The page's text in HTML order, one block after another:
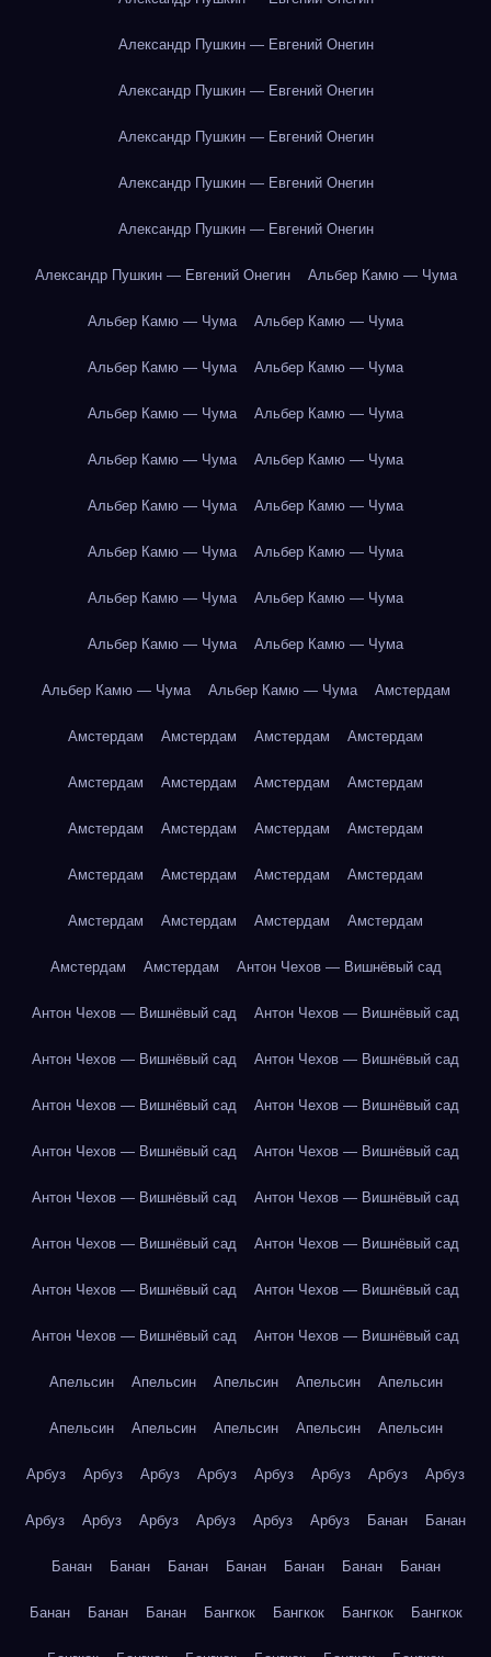
Александр Пушкин — Евгений Онегин
Александр Пушкин — Евгений Онегин
Александр Пушкин — Евгений Онегин
Александр Пушкин — Евгений Онегин
Александр Пушкин — Евгений Онегин
Александр Пушкин — Евгений Онегин Альбер Камю — Чума
Альбер Камю — Чума Альбер Камю — Чума
Альбер Камю — Чума Альбер Камю — Чума
Альбер Камю — Чума Альбер Камю — Чума
Альбер Камю — Чума Альбер Камю — Чума
Альбер Камю — Чума Альбер Камю — Чума
Альбер Камю — Чума Альбер Камю — Чума
Альбер Камю — Чума Альбер Камю — Чума
Альбер Камю — Чума Альбер Камю — Чума
Альбер Камю — Чума Альбер Камю — Чума Амстердам
Амстердам Амстердам Амстердам Амстердам
Амстердам Амстердам Амстердам Амстердам
Амстердам Амстердам Амстердам Амстердам
Амстердам Амстердам Амстердам Амстердам
Амстердам Амстердам Амстердам Амстердам
Амстердам Амстердам Антон Чехов — Вишнёвый сад
Антон Чехов — Вишнёвый сад Антон Чехов — Вишнёвый сад
Антон Чехов — Вишнёвый сад Антон Чехов — Вишнёвый сад
Антон Чехов — Вишнёвый сад Антон Чехов — Вишнёвый сад
Антон Чехов — Вишнёвый сад Антон Чехов — Вишнёвый сад
Антон Чехов — Вишнёвый сад Антон Чехов — Вишнёвый сад
Антон Чехов — Вишнёвый сад Антон Чехов — Вишнёвый сад
Антон Чехов — Вишнёвый сад Антон Чехов — Вишнёвый сад
Антон Чехов — Вишнёвый сад Антон Чехов — Вишнёвый сад
Апельсин Апельсин Апельсин Апельсин Апельсин
Апельсин Апельсин Апельсин Апельсин Апельсин
Арбуз Арбуз Арбуз Арбуз Арбуз Арбуз Арбуз Арбуз
Арбуз Арбуз Арбуз Арбуз Арбуз Арбуз Банан Банан
Банан Банан Банан Банан Банан Банан Банан
Банан Банан Банан Бангкок Бангкок Бангкок Бангкок